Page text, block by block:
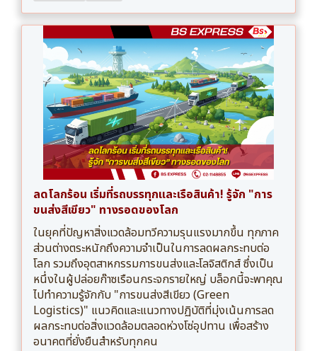
ลดโลกร้อน เริ่มที่รถบรรทุกและเรือสินค้า! รู้จัก "การ
ขนส่งสีเขียว" ทางรอดของโลก
ในยุคที่ปัญหาสิ่งแวดล้อมทวีความรุนแรงมากขึ้น ทุกภาค
ส่วนต่างตระหนักถึงความจำเป็นในการลดผลกระทบต่อ
โลก รวมถึงอุตสาหกรรมการขนส่งและโลจิสติกส์ ซึ่งเป็น
หนึ่งในผู้ปล่อยก๊าซเรือนกระจกรายใหญ่ บล็อกนี้จะพาคุณ
ไปทำความรู้จักกับ "การขนส่งสีเขียว (Green
Logistics)" แนวคิดและแนวทางปฏิบัติที่มุ่งเน้นการลด
ผลกระทบต่อสิ่งแวดล้อมตลอดห่วงโซ่อุปทาน เพื่อสร้าง
อนาคตที่ยั่งยืนสำหรับทุกคน